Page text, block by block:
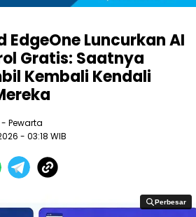
EdgeOne Luncurkan AI
Gratis: Saatnya
Kembali Kendali
- Pewarta
- 03:18 WIB
Perbesar
Perbesar